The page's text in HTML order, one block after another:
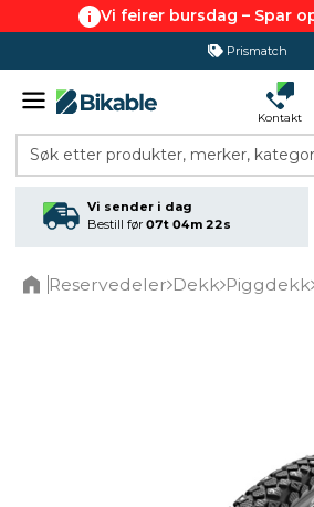
Vi feirer bursdag – Spar
Prismatch
Kontakt
Søk etter produkter, merker,
Vi sender i dag
Bestill før 07t 04m 21s
Reservedeler Dekk Piggdekk